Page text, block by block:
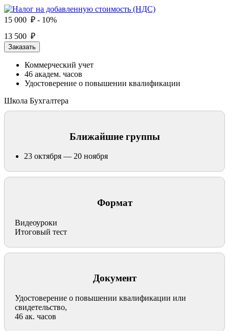
15 000 ₽ - 10%
13 500 ₽
Заказать
Коммерческий учет
46 академ. часов
Удостоверение о повышении квалификации
Школа Бухгалтера
Ближайшие группы
23 октября — 20 ноября
Формат
Видеоуроки
Итоговый тест
Документ
Удостоверение о повышении квалификации или
свидетельство,
46 ак. часов